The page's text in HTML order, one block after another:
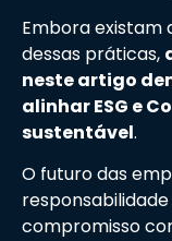
Embora existam
dessas práticas,
neste artigo
alinhar ESG e
sustentável.
O futuro das
compromisso